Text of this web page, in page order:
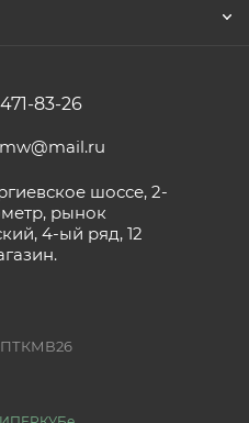
83-26
шоссе, 2-
рынок
4-ый ряд, 12